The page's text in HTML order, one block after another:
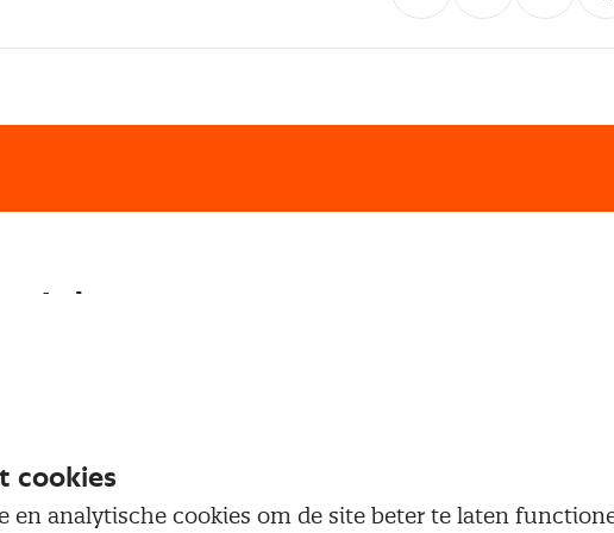
Inloggen
Inloggen
cookies
en analytische cookies om de site beter te laten